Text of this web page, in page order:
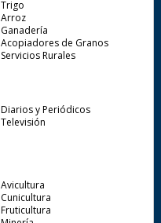
Trigo
Arroz
Ganadería
Acopiadores de Granos
Servicios Rurales
Diarios y Periódicos
Televisión
Avicultura
Cunicultura
Fruticultura